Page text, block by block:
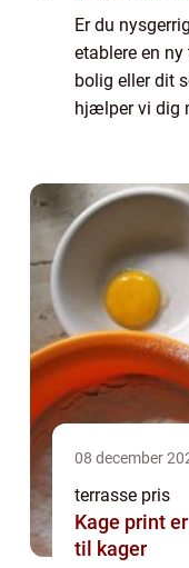
Er du
etablere en
bolig eller dit
hjælper vi dig
08 december
terrasse pris
Kage print
til kager